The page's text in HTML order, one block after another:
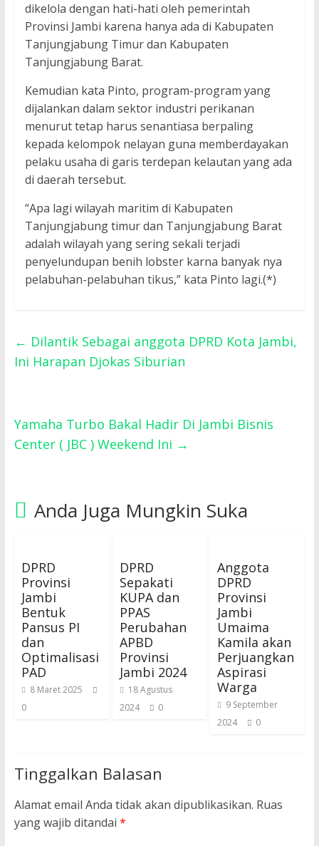
dikelola dengan hati-hati oleh pemerintah
Provinsi Jambi karena hanya ada di Kabupaten
Tanjungjabung Timur dan Kabupaten
Tanjungjabung Barat.
Kemudian kata Pinto, program-program yang
dijalankan dalam sektor industri perikanan
menurut tetap harus senantiasa berpaling
kepada kelompok nelayan guna memberdayakan
pelaku usaha di garis terdepan kelautan yang ada
di daerah tersebut.
“Apa lagi wilayah maritim di Kabupaten
Tanjungjabung timur dan Tanjungjabung Barat
adalah wilayah yang sering sekali terjadi
penyelundupan benih lobster karna banyak nya
pelabuhan-pelabuhan tikus,” kata Pinto lagi.(*)
← Dilantik Sebagai anggota DPRD Kota Jambi,
Ini Harapan Djokas Siburian
Yamaha Turbo Bakal Hadir Di Jambi Bisnis
Center ( JBC ) Weekend Ini →
Anda Juga Mungkin Suka
DPRD
Provinsi
Jambi
Bentuk
Pansus PI
dan
Optimalisasi
PAD
8 Maret 2025
0
DPRD
Sepakati
KUPA dan
PPAS
Perubahan
APBD
Provinsi
Jambi 2024
18 Agustus
2024
0
Anggota
DPRD
Provinsi
Jambi
Umaima
Kamila akan
Perjuangkan
Aspirasi
Warga
9 September
2024
0
Tinggalkan Balasan
Alamat email Anda tidak akan dipublikasikan. Ruas
yang wajib ditandai *